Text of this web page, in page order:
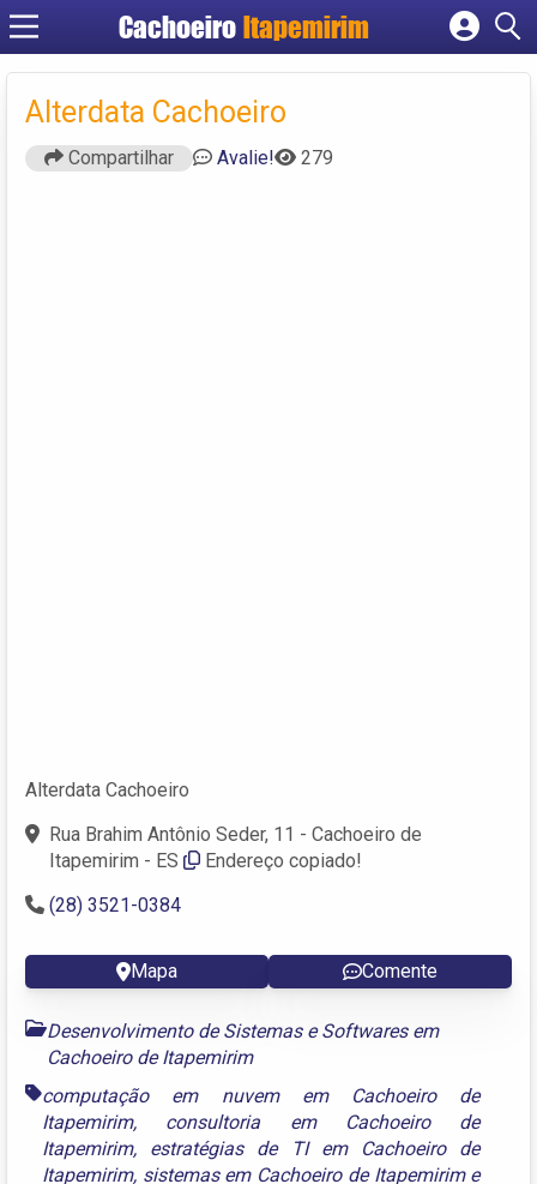
Cachoeiro Itapemirim
Cadastrar empresa
Criar conta
Alterdata Cachoeiro
Compartilhar Avalie! 279
Alterdata Cachoeiro
Rua Brahim Antônio Seder, 11 - Cachoeiro de
Itapemirim - ES
Endereço copiado!
(28) 3521-0384
Mapa Comente
Desenvolvimento de Sistemas e Softwares em
Cachoeiro de Itapemirim
computação em nuvem em Cachoeiro de
Itapemirim, consultoria em Cachoeiro de
Itapemirim, estratégias de TI em Cachoeiro de
Itapemirim, sistemas em Cachoeiro de Itapemirime